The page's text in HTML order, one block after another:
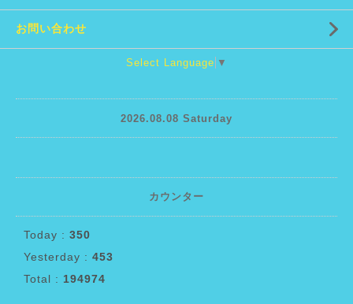
お問い合わせ
Select Language ▼
2026.08.08 Saturday
カウンター
Today : 350
Yesterday : 453
Total : 194974